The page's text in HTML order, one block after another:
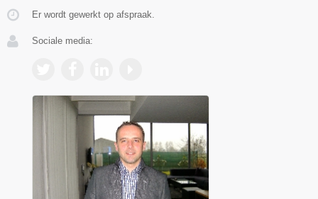
Er wordt gewerkt op afspraak.
Sociale media: